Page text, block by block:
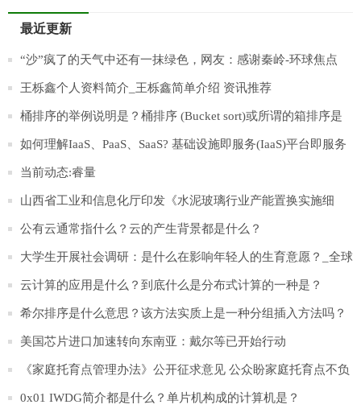
最近更新
“沙”疯了的天气中还有一抹绿色，网友：感谢秦岭-环球焦点
王栎鑫个人资料简介_王栎鑫简单介绍 资讯推荐
桶排序的举例说明是？桶排序 (Bucket sort)或所谓的箱排序是
什么？
如何理解IaaS、PaaS、SaaS? 基础设施即服务(IaaS)平台即服务
(PaaS)吗？
当前动态:睿量
山西省工业和信息化厅印发《水泥玻璃行业产能置换实施细
则》
公有云通常指什么？云的产生背景都是什么？
大学生开展社会调研：是什么在影响年轻人的生育意愿？_全球
速递
云计算的应用是什么？到底什么是分布式计算的一种是？
希尔排序是什么意思？该方法实质上是一种分组插入方法吗？
美国芯片进口加速转向东南亚：戴尔等已开始行动
《家庭托育点管理办法》公开征求意见 公众盼家庭托育点不负
所“托” 每日热门
0x01 IWDG简介都是什么？单片机构成的计算机是？